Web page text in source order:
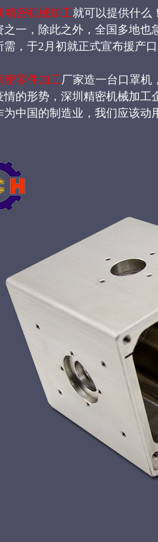
精密机械加工就可以提供什么！
一，除此之外， 全国多地也
需，于2月 初就正式宣布援产
密零件加工厂家造一台口罩机
的形势，深圳精密机械加
中国的制造业，我们应该动